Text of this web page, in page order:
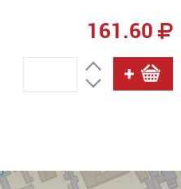
161.60